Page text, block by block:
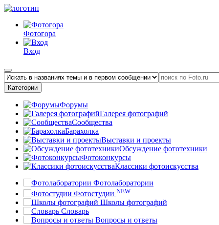
Фотогора
Вход
Категории
Форумы
Галерея фотографий
Сообщества
Барахолка
Выставки и проекты
Обсуждение фототехники
Фотоконкурсы
Классики фотоискусства
Фотолаборатории
Фотостудии NEW
Школы фотографий
Словарь
Вопросы и ответы